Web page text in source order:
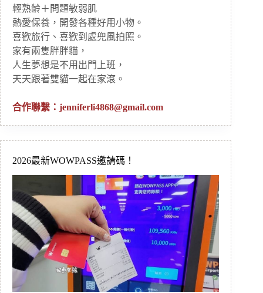
輕熟齡＋問題敏弱肌
熱愛保養，開發各種好用小物。
喜歡旅行、喜歡到處兜風拍照。
家有兩隻胖胖貓，
人生夢想是不用出門上班，
天天跟著雙貓一起在家滾。
合作聯繫： jenniferli4868@gmail.com
2026最新WOWPASS邀請碼！